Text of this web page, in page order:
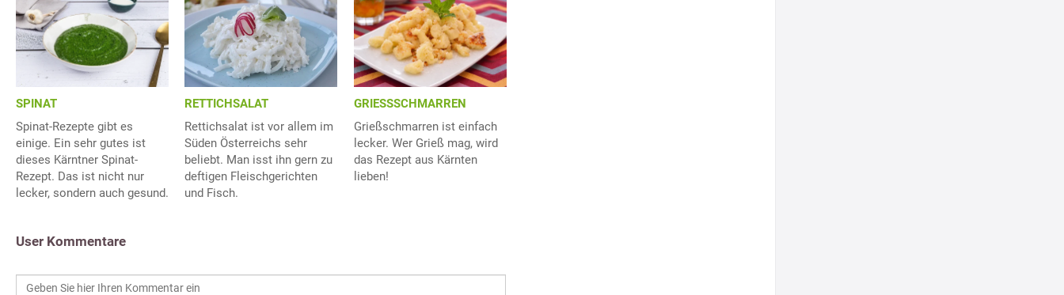
SPINAT
Spinat-Rezepte gibt es
einige. Ein sehr gutes ist
dieses Kärntner Spinat-
Rezept. Das ist nicht nur
lecker, sondern auch gesund.
RETTICHSALAT
Rettichsalat ist vor allem im
Süden Österreichs sehr
beliebt. Man isst ihn gern zu
deftigen Fleischgerichten
und Fisch.
GRIESSSCHMARREN
Grießschmarren ist einfach
lecker. Wer Grieß mag, wird
das Rezept aus Kärnten
lieben!
User Kommentare